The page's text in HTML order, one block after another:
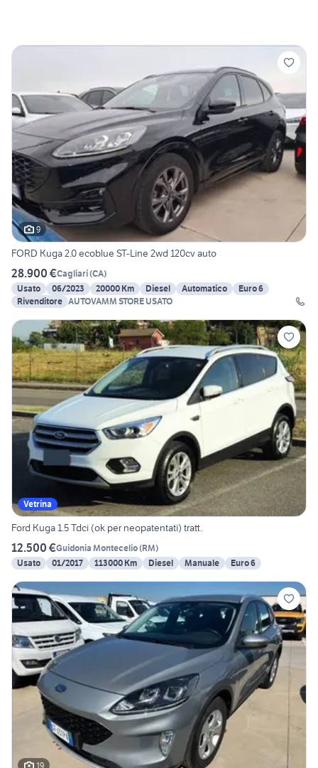
9
FORD Kuga 2.0 ecoblue ST-Line 2wd 120cv auto
28.900 €Cagliari(CA)
Usato
06/2023 20000 Km Diesel Automatico
Euro 6
Rivenditore AUTOVAMM STORE USATO
Vetrina
Ford Kuga 1.5 Tdci (ok per neopatentati) tratt.
12.500 €Guidonia Montecelio(RM)
Usato
01/2017 113000 Km Diesel Manuale Euro 6
19